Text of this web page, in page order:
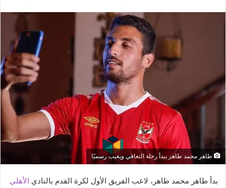
طاهر محمد طاهر يبدأ رحلة التعافي ويغيب رسميًا
بدأ طاهر محمد طاهر، لاعب الفريق الأول لكرة القدم بالنادي الأهلي